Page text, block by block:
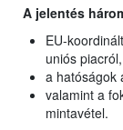
A jelentés
EU-
uniós piacról,
a hatóságok
valamint a
mintavétel.